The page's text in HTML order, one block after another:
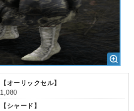
【オーリックセル】
1,080
【シャード】